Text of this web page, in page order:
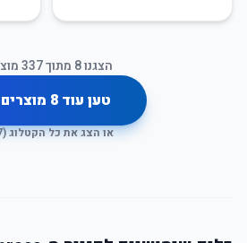
הצגנו8 מתוך337
טען עוד8 מוצרים
או הצג את כל הקטלוג (